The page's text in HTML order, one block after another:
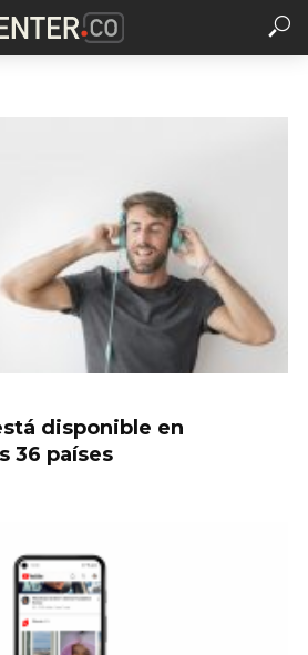
disponible en
36 países